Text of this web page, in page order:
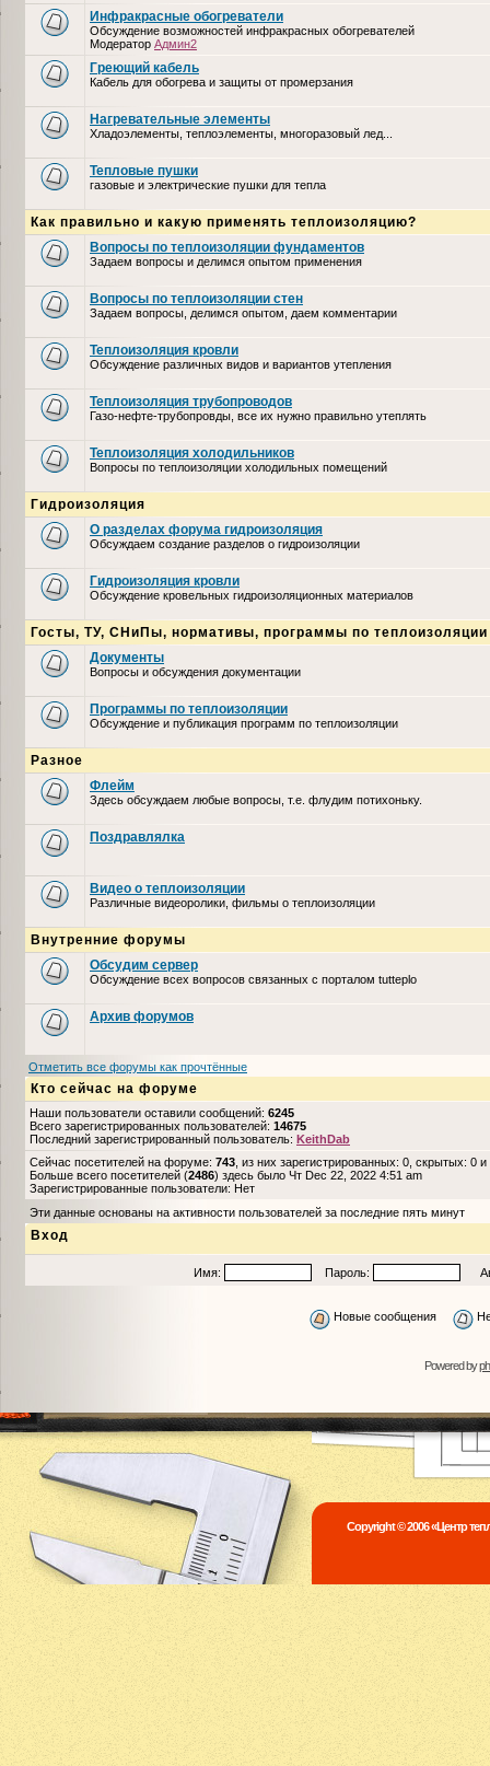
Инфракрасные обогреватели
Обсуждение возможностей инфракрасных обогревателей
Модератор Админ2
Греющий кабель
Кабель для обогрева и защиты от промерзания
Нагревательные элементы
Хладоэлементы, теплоэлементы, многоразовый лед...
Тепловые пушки
газовые и электрические пушки для тепла
Как правильно и какую применять теплоизоляцию?
Вопросы по теплоизоляции фундаментов
Задаем вопросы и делимся опытом применения
Вопросы по теплоизоляции стен
Задаем вопросы, делимся опытом, даем комментарии
Теплоизоляция кровли
Обсуждение различных видов и вариантов утепления
Теплоизоляция трубопроводов
Газо-нефте-трубопровды, все их нужно правильно утеплять
Теплоизоляция холодильников
Вопросы по теплоизоляции холодильных помещений
Гидроизоляция
О разделах форума гидроизоляция
Обсуждаем создание разделов о гидроизоляции
Гидроизоляция кровли
Обсуждение кровельных гидроизоляционных материалов
Госты, ТУ, СНиПы, нормативы, программы по теплоизоляции
Документы
Вопросы и обсуждения документации
Программы по теплоизоляции
Обсуждение и публикация программ по теплоизоляции
Разное
Флейм
Здесь обсуждаем любые вопросы, т.е. флудим потихоньку.
Поздравлялка
Видео о теплоизоляции
Различные видеоролики, фильмы о теплоизоляции
Внутренние форумы
Обсудим сервер
Обсуждение всех вопросов связанных с порталом tutteplo
Архив форумов
Отметить все форумы как прочтённые
Кто сейчас на форуме
Наши пользователи оставили сообщений: 6245
Всего зарегистрированных пользователей: 14675
Последний зарегистрированный пользователь: KeithDab
Сейчас посетителей на форуме: 743 , из них зарегистрированных: 0, скрытых: 0
Больше всего посетителей (2486) здесь было Чт Dec 22, 2022 4:51 am
Зарегистрированные пользователи: Нет
Эти данные основаны на активности пользователей за последние пять минут
Вход
Имя: Пароль:
Новые сообщения
Powered by
Copyright © 2006 «Центр